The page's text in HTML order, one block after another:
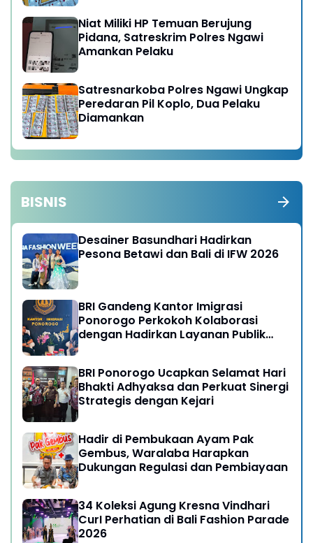
Niat Miliki HP Temuan Berujung
Pidana, Satreskrim Polres Ngawi
Amankan Pelaku
Satresnarkoba Polres Ngawi Ungkap
Peredaran Pil Koplo, Dua Pelaku
Diamankan
BISNIS
Desainer Basundhari Hadirkan
Pesona Betawi dan Bali di IFW 2026
BRI Gandeng Kantor Imigrasi
Ponorogo Perkokoh Kolaborasi
dengan Hadirkan Layanan Publik
BRI Ponorogo Ucapkan Selamat Hari
Bhakti Adhyaksa dan Perkuat Sinergi
Strategis dengan Kejari
Hadir di Pembukaan Ayam Pak
Gembus, Waralaba Harapkan
Dukungan Regulasi dan Pembiayaan
34 Koleksi Agung Kresna Vindhari
CurI Perhatian di Bali Fashion Parade
2026